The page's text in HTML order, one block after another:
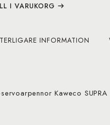
I VARUKORG
INFORMATION
Kaweco SUPRA